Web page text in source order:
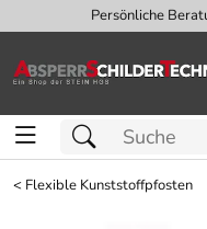
Persönliche
< Flexible Kunststoffpfosten